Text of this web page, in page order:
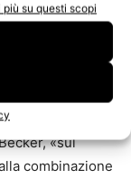
più su questi scopi
tipo fluoro-
ideata da
con altri
quadro.
«sul
combinazione